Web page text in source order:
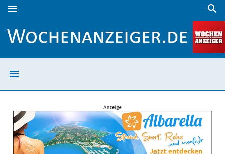
menu search
menu